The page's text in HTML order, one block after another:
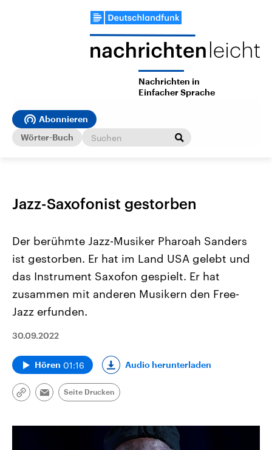
Nachrichten in
Einfacher Sprache
Abonnieren
Wörter-Buch
Jazz-Saxofonist gestorben
Der berühmte Jazz-Musiker Pharoah Sanders
ist gestorben. Er hat im Land USA gelebt und
das Instrument Saxofon gespielt. Er hat
zusammen mit anderen Musikern den Free-
Jazz erfunden.
30.09.2022
Hören 01:16 Audio herunterladen
Link
Email
Seite Drucken